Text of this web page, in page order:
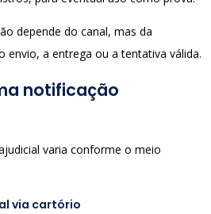
depende do canal, mas da
envio, a entrega ou a tentativa válida.
notificação
varia conforme o meio
via cartório